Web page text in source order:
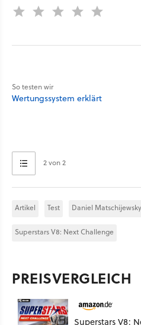
So testen wir
Wertungssystem erklärt
2 von 2
Artikel Test Daniel Matschijewsky
Superstars V8: Next Challenge
PREISVERGLEICH
Superstars V8: